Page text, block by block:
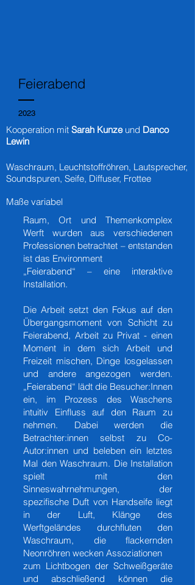
Feierabend
2023
Kooperation mit Sarah Kunze und Danco
Lewin
Waschraum, Leuchtstoffröhren, Lautsprecher,
Soundspuren, Seife, Diffuser, Frottee
Maße variabel
Raum, Ort und Themenkomplex
Werft wurden aus verschiedenen
Professionen betrachtet – entstanden
ist das Environment
„Feierabend“ – eine interaktive
Installation.
Die Arbeit setzt den Fokus auf den
Übergangsmoment von Schicht zu
Feierabend, Arbeit zu Privat - einen
Moment in dem sich Arbeit und
Freizeit mischen, Dinge losgelassen
und andere angezogen werden.
„Feierabend“ lädt die Besucher:Innen
ein, im Prozess des Waschens
intuitiv Einfluss auf den Raum zu
nehmen. Dabei werden die
Betrachter:innen selbst zu Co-
Autor:innen und beleben ein letztes
Mal den Waschraum. Die Installation
spielt mit den
Sinneswahrnehmungen, der
spezifische Duft von Handseife liegt
in der Luft, Klänge des
Werftgeländes durchfluten den
Waschraum, die flackernden
Neonröhren wecken Assoziationen
zum Lichtbogen der Schweißgeräte
und abschließend können die